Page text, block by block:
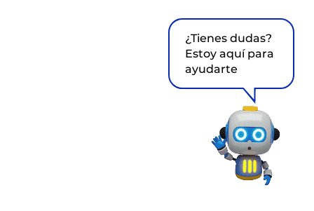
¿Tienes dudas?
Estoy aquí para
ayudarte